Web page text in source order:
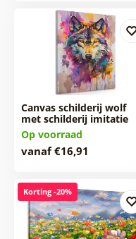
Canvas schilderij wolf
met schilderij imitatie
Op voorraad
vanaf €16,91
Korting -20%